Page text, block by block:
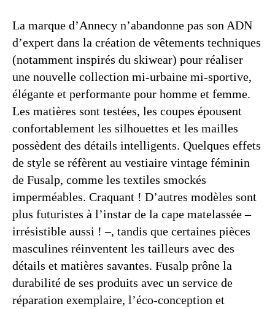
La marque d’Annecy n’abandonne pas son ADN
d’expert dans la création de vêtements techniques
(notamment inspirés du skiwear) pour réaliser
une nouvelle collection mi-urbaine mi-sportive,
élégante et performante pour homme et femme.
Les matières sont testées, les coupes épousent
confortablement les silhouettes et les mailles
possèdent des détails intelligents. Quelques effets
de style se réfèrent au vestiaire vintage féminin
de Fusalp, comme les textiles smockés
imperméables. Craquant ! D’autres modèles sont
plus futuristes à l’instar de la cape matelassée –
irrésistible aussi ! –, tandis que certaines pièces
masculines réinventent les tailleurs avec des
détails et matières savantes. Fusalp prône la
durabilité de ses produits avec un service de
réparation exemplaire, l’éco-conception et